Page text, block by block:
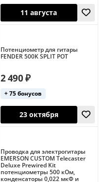
11 августа
11 августа
Потенциометр для гитары
FENDER 500K SPLIT POT
2 490 ₽
+ 75 бонусов
Проводка для электрогитары
EMERSON CUSTOM Telecaster
Deluxe Prewired Kit
потенциометры 500 кОм,
конденсаторы 0,022 мкФ и